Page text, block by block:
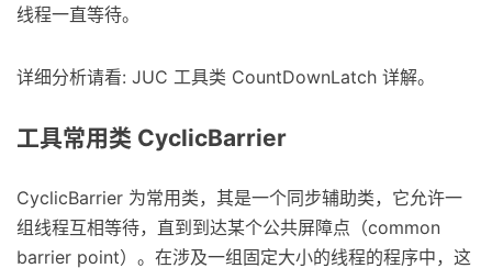
线程一直等待。
详细分析请看: JUC 工具类 CountDownLatch 详解。
工具常用类 CyclicBarrier
CyclicBarrier 为常用类，其是一个同步辅助类，它允许一
组线程互相等待，直到到达某个公共屏障点（common
barrier point）。在涉及一组固定大小的线程的程序中，这